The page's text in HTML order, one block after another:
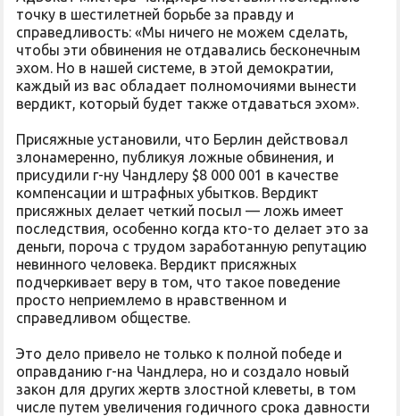
точку в шестилетней борьбе за правду и
справедливость: «Мы ничего не можем сделать,
чтобы эти обвинения не отдавались бесконечным
эхом. Но в нашей системе, в этой демократии,
каждый из вас обладает полномочиями вынести
вердикт, который будет также отдаваться эхом».
Присяжные установили, что Берлин действовал
злонамеренно, публикуя ложные обвинения, и
присудили г-ну Чандлеру $8 000 001 в качестве
компенсации и штрафных убытков. Вердикт
присяжных делает четкий посыл — ложь имеет
последствия, особенно когда кто-то делает это за
деньги, пороча с трудом заработанную репутацию
невинного человека. Вердикт присяжных
подчеркивает веру в том, что такое поведение
просто неприемлемо в нравственном и
справедливом обществе.
Это дело привело не только к полной победе и
оправданию г-на Чандлера, но и создало новый
закон для других жертв злостной клеветы, в том
числе путем увеличения годичного срока давности